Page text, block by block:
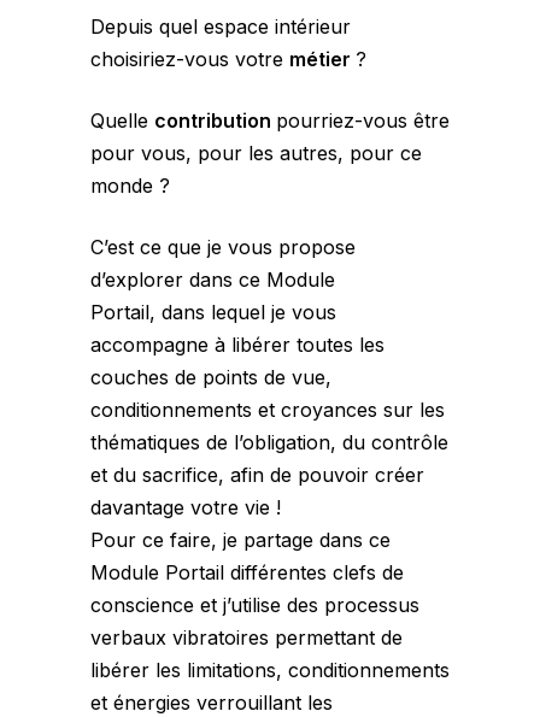
Depuis quel espace intérieur
choisiriez-vous votre métier ?
Quelle contribution pourriez-vous être
pour vous, pour les autres, pour ce
monde ?
C’est ce que je vous propose
d’explorer dans ce Module
Portail, dans lequel je vous
accompagne à libérer toutes les
couches de points de vue,
conditionnements et croyances sur les
thématiques de l’obligation, du contrôle
et du sacrifice, afin de pouvoir créer
davantage votre vie !
Pour ce faire, je partage dans ce
Module Portail différentes clefs de
conscience et j’utilise des processus
verbaux vibratoires permettant de
libérer les limitations, conditionnements
et énergies verrouillant les